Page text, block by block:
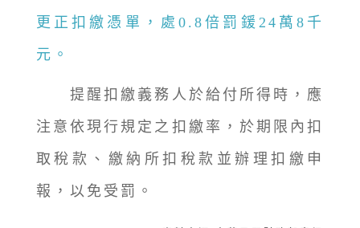
更正扣繳憑單，處0.8倍罰鍰24萬8千
元。
提醒扣繳義務人於給付所得時，應
注意依現行規定之扣繳率，於期限內扣
取稅款、繳納所扣稅款並辦理扣繳申
報，以免受罰。